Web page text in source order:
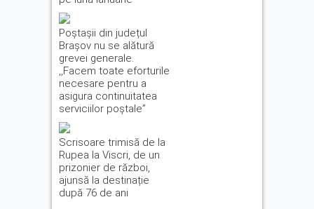
Poștașii din județul
Brașov nu se alătură
grevei generale.
,,Facem toate eforturile
necesare pentru a
asigura continuitatea
serviciilor poștale”
Scrisoare trimisă de la
Rupea la Viscri, de un
prizonier de război,
ajunsă la destinație
după 76 de ani